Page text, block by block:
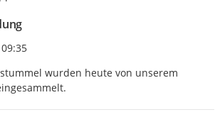
Erstellens
wurden heute von unserem